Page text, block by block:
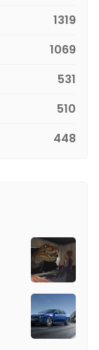
1319
1069
531
510
448